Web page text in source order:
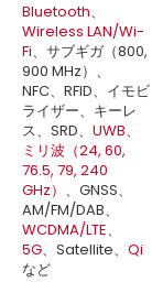
Bluetooth、
Wireless LAN/Wi-
Fi、サブギガ（800,
900 MHz）、
NFC、RFID、イモビ
ライザー、キーレ
ス、SRD、 UWB、
ミリ波（24, 60,
76.5, 79, 240
GHz） 、GNSS、
AM/FM/DAB、
WCDMA/LTE、
5G、Satellite、 Qi
など